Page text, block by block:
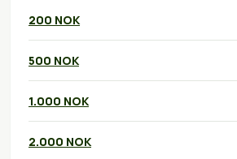
200 NOK
500 NOK
1.000 NOK
2.000 NOK